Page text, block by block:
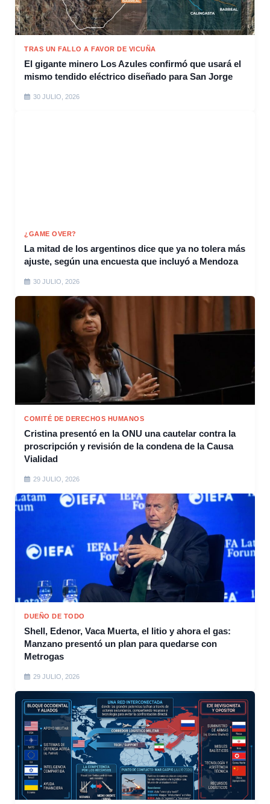
TRAS UN FALLO A FAVOR DE VICUÑA
El gigante minero Los Azules confirmó que usará el
mismo tendido eléctrico diseñado para San Jorge
30 JULIO, 2026
¿GAME OVER?
La mitad de los argentinos dice que ya no tolera más
ajuste, según una encuesta que incluyó a Mendoza
30 JULIO, 2026
COMITÉ DE DERECHOS HUMANOS
Cristina presentó en la ONU una cautelar contra la
proscripción y revisión de la condena de la Causa
Vialidad
29 JULIO, 2026
DUEÑO DE TODO
Shell, Edenor, Vaca Muerta, el litio y ahora el gas:
Manzano presentó un plan para quedarse con
Metrogas
29 JULIO, 2026